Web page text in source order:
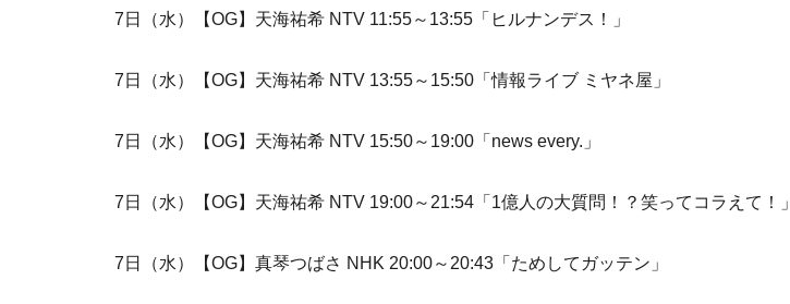
7日（水）【OG】天海祐希 NTV 11:55～13:55「ヒルナンデス！」
7日（水）【OG】天海祐希 NTV 13:55～15:50「情報ライブ ミヤネ屋」
7日（水）【OG】天海祐希 NTV 15:50～19:00「news every.」
7日（水）【OG】天海祐希 NTV 19:00～21:54「1億人の大質問！？笑ってコラえて！」
7日（水）【OG】真琴つばさ NHK 20:00～20:43「ためしてガッテン」